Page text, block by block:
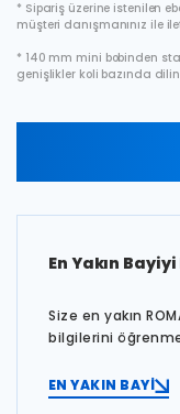
* Sipariş üzerine istenilen
müşteri danışmanınız ile
* 140 mm mini bobinden
genişlikler koli bazında
En Yakın Bayiyi
Size en yakın
bilgilerini
EN YAKIN BAYİ